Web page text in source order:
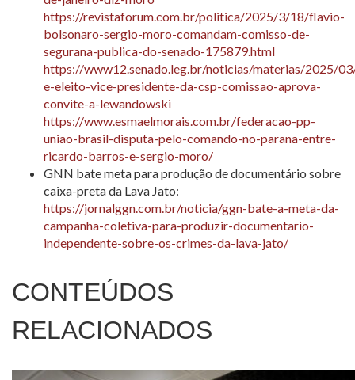
https://revistaforum.com.br/politica/2025/3/18/flavio-
bolsonaro-sergio-moro-comandam-comisso-de-
segurana-publica-do-senado-175879.html
https://www12.senado.leg.br/noticias/materias/2025/
e-eleito-vice-presidente-da-csp-comissao-aprova-
convite-a-lewandowski
https://www.esmaelmorais.com.br/federacao-pp-
uniao-brasil-disputa-pelo-comando-no-parana-entre-
ricardo-barros-e-sergio-moro/
GNN bate meta para produção de documentário sobre
caixa-preta da Lava Jato:
https://jornalggn.com.br/noticia/ggn-bate-a-meta-da-
campanha-coletiva-para-produzir-documentario-
independente-sobre-os-crimes-da-lava-jato/
CONTEÚDOS
RELACIONADOS